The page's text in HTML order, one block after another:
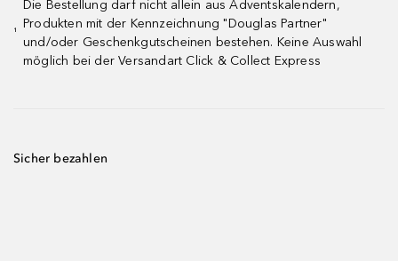
¹
Die Bestellung darf nicht allein aus Adventskalendern,
Produkten mit der Kennzeichnung "Douglas Partner"
und/oder Geschenkgutscheinen bestehen. Keine Auswahl
möglich bei der Versandart Click & Collect Express
Sicher bezahlen